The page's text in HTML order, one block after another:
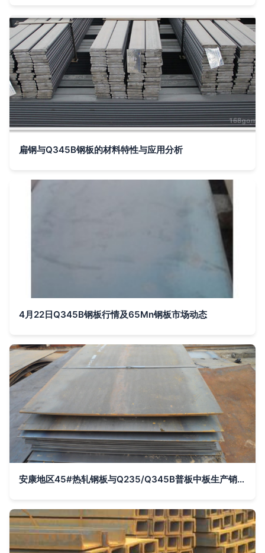
扁钢与Q345B钢板的材料特性与应用分析
4月22日Q345B钢板行情及65Mn钢板市场动态
安康地区45#热轧钢板与Q235/Q345B普板中板生产销售现状分析